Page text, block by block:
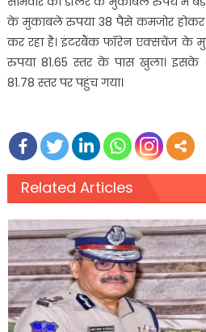
के मुकाबले रुपया 38 पैसे कमजोर होकर
कर रहा है। इंटरबैंक फॉरेन एक्सचेंज के
रुपया 81.65 स्तर के पास खुला। इसके
81.78 स्तर पर पहुंच गया।
Related Articles